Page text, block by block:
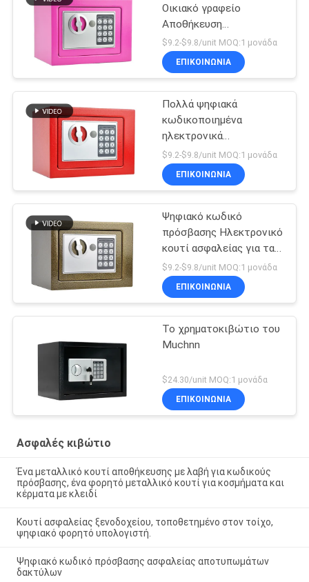
Οικιακό γραφείο
Αποθήκευση
χρηματοκιβώτιο
$9.2-$9.8/unit MOQ:1 μονάδα
ΕΠΙΚΟΙΝΩΝΊΑ
Πολλά ψηφιακά
κωδικοποιημένα
ηλεκτρονικά
χρηματοκιβώτια
$9.2-$9.8/unit MOQ:1 μονάδα
ΕΠΙΚΟΙΝΩΝΊΑ
Ψηφιακό κωδικό
πρόσβασης Ηλεκτρονικό
κουτί ασφαλείας για τα
έγγραφα μετρητών
$9.2-$9.8/unit MOQ:1 μονάδα
ΕΠΙΚΟΙΝΩΝΊΑ
Το χρηματοκιβώτιο του
Muchnn
$24.30/unit MOQ:1 μονάδα
ΕΠΙΚΟΙΝΩΝΊΑ
Ασφαλές κιβώτιο
Ένα μεταλλικό κουτί αποθήκευσης με λαβή για κωδικούς
πρόσβασης, ένα φορητό μεταλλικό κουτί για κοσμήματα και
κέρματα με κλειδί
Κουτί ασφαλείας ξενοδοχείου, τοποθετημένο στον τοίχο,
ψηφιακό φορητό υπολογιστή.
Ψηφιακό κωδικό πρόσβασης ασφαλείας αποτυπωμάτων
δακτύλων